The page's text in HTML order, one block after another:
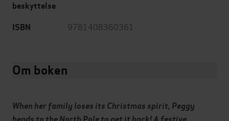
beskyttelse
ISBN 9781408360361
Om boken
When her family loses its Christmas spirit, Peggy